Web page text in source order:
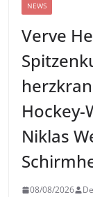
NEWS
Verve
Niklas
08/08/2026